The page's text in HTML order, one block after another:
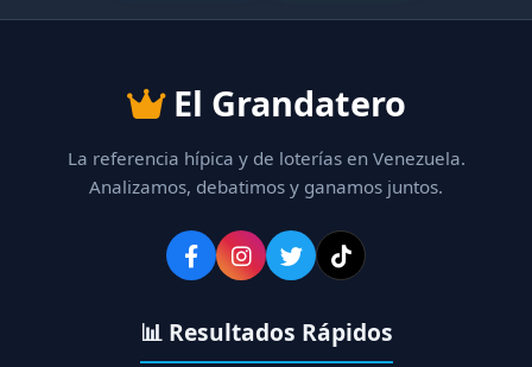
El Grandatero
La referencia hípica y de loterías en Venezuela.
Analizamos, debatimos y ganamos juntos.
📊 Resultados Rápidos